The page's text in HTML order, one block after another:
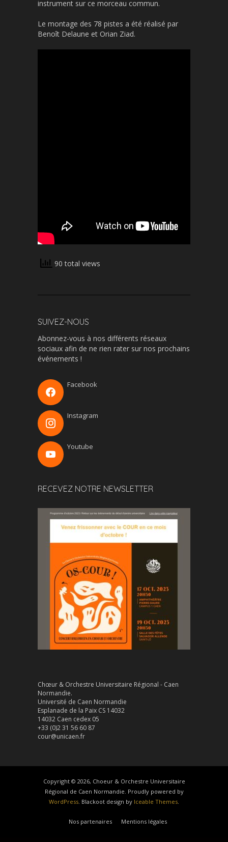
instrument sur ce morceau commun.
Le montage des 78 pistes a été réalisé par
Benoît Delaune et Orian Ziad.
90 total views
SUIVEZ-NOUS
Abonnez-vous à nos différents réseaux
sociaux afin de ne rien rater sur nos prochains
événements !
Facebook
Instagram
Youtube
RECEVEZ NOTRE NEWSLETTER
Chœur & Orchestre Universitaire Régional - Caen
Normandie.
Université de Caen Normandie
Esplanade de la Paix CS 14032
14032 Caen cedex 05
+33 (0)2 31 56 60 87
cour@unicaen.fr
Copyright © 2026, Choeur & Orchestre Universitaire
Régional de Caen Normandie. Proudly powered by
WordPress. Blackoot design by Iceable Themes.
Nos partenaires Mentions légales